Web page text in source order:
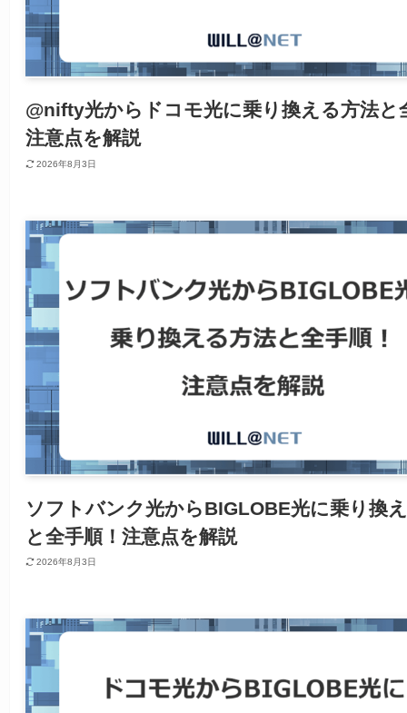
@nifty光からドコモ光に乗り換える方法と
注意点を解説
2026年8月3日
ソフトバンク光からBIGLOBE光に乗り換
と全手順！注意点を解説
2026年8月3日